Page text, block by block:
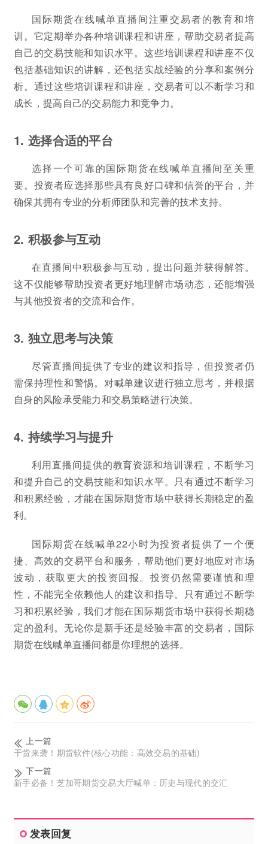
国际期货在线喊单直播间注重交易者的教育和培
训。它定期举办各种培训课程和讲座，帮助交易者提高
自己的交易技能和知识水平。这些培训课程和讲座不仅
包括基础知识的讲解，还包括实战经验的分享和案例分
析。通过这些培训课程和讲座，交易者可以不断学习和
成长，提高自己的交易能力和竞争力。
1. 选择合适的平台
选择一个可靠的国际期货在线喊单直播间至关重
要。投资者应选择那些具有良好口碑和信誉的平台，并
确保其拥有专业的分析师团队和完善的技术支持。
2. 积极参与互动
在直播间中积极参与互动，提出问题并获得解答。
这不仅能够帮助投资者更好地理解市场动态，还能增强
与其他投资者的交流和合作。
3. 独立思考与决策
尽管直播间提供了专业的建议和指导，但投资者仍
需保持理性和警惕。对喊单建议进行独立思考，并根据
自身的风险承受能力和交易策略进行决策。
4. 持续学习与提升
利用直播间提供的教育资源和培训课程，不断学习
和提升自己的交易技能和知识水平。只有通过不断学习
和积累经验，才能在国际期货市场中获得长期稳定的盈
利。
国际期货在线喊单22小时为投资者提供了一个便
捷、高效的交易平台和服务，帮助他们更好地应对市场
波动，获取更大的投资回报。投资仍然需要谨慎和理
性，不能完全依赖他人的建议和指导。只有通过不断学
习和积累经验，我们才能在国际期货市场中获得长期稳
定的盈利。无论你是新手还是经验丰富的交易者，国际
期货在线喊单直播间都是你理想的选择。
上一篇
干货来袭！期货软件(核心功能：高效交易的基础)
下一篇
新手必备！芝加哥期货交易大厅喊单：历史与现代的交汇
发表回复